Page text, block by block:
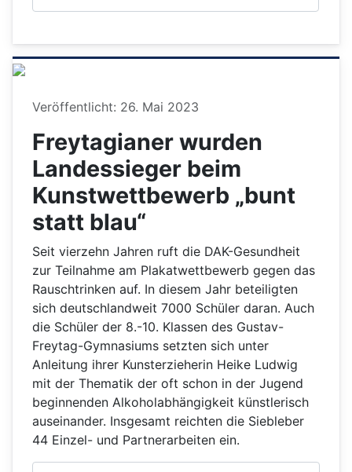
Details
Veröffentlicht: 26. Mai 2023
Freytagianer wurden
Landessieger beim
Kunstwettbewerb „bunt
statt blau“
Seit vierzehn Jahren ruft die DAK-Gesundheit
zur Teilnahme am Plakatwettbewerb gegen das
Rauschtrinken auf. In diesem Jahr beteiligten
sich deutschlandweit 7000 Schüler daran. Auch
die Schüler der 8.-10. Klassen des Gustav-
Freytag-Gymnasiums setzten sich unter
Anleitung ihrer Kunsterzieherin Heike Ludwig
mit der Thematik der oft schon in der Jugend
beginnenden Alkoholabhängigkeit künstlerisch
auseinander. Insgesamt reichten die Siebleber
44 Einzel- und Partnerarbeiten ein.